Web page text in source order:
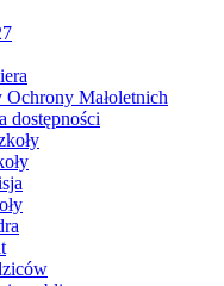
Ochrony Małoletnich
dostępności